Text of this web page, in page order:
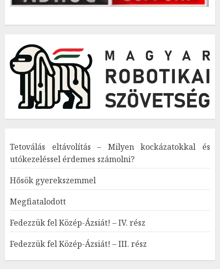
Tetoválás eltávolítás – Milyen kockázatokkal és
utókezeléssel érdemes számolni?
Hősök gyerekszemmel
Megfiatalodott
Fedezzük fel Közép-Ázsiát! – IV. rész
Fedezzük fel Közép-Ázsiát! – III. rész